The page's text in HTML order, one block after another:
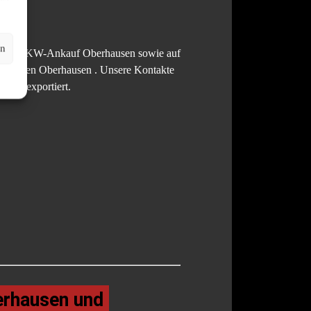
LKW-Ankauf Oberhausen sowie auf
Oberhausen . Unsere Kontakte
exportiert.
und